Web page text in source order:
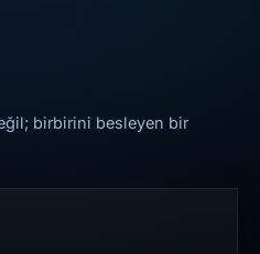
birbirini besleyen bir